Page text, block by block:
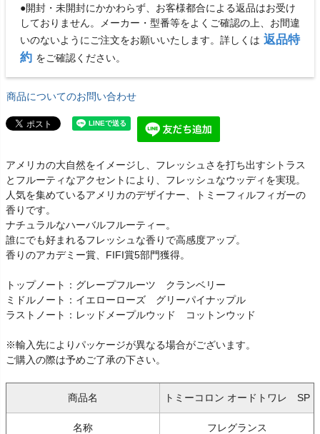
●開封・未開封にかかわらず、お客様都合による返品はお受け
しておりません。メーカー・型番等をよくご確認の上、お間違
いのないようにご注文をお願いいたします。詳しくは 返品特
約 をご確認ください。
商品についてのお問い合わせ
アメリカの大自然をイメージし、フレッシュさを打ち出すシトラス
とフルーティなアクセントにより、フレッシュなウッディを実現。
人気を集めているアメリカのデザイナー、トミーフィルフィガーの
香りです。
ナチュラルなハーバルフルーティー。
誰にでも好まれるフレッシュな香りで高感度アップ。
香りのアカデミー賞、FIFI賞5部門獲得。
トップノート：グレープフルーツ クランベリー
ミドルノート：イエローローズ グリーパイナップル
ラストノート：レッドメープルウッド コットンウッド
※輸入先によりパッケージが異なる場合がございます。
ご購入の際は予めご了承の下さい。
商品名 トミーコロン オードトワレ SP
名称 フレグランス